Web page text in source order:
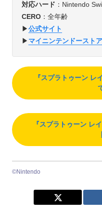
対応ハード ：Nintendo
CERO：全年齢
▶︎公式サイト
▶︎ マイニンテンドーストア
『スプラトゥーン
『スプラトゥーン レ
©Nintendo